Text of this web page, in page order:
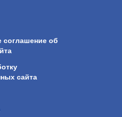
соглашение об
сайта